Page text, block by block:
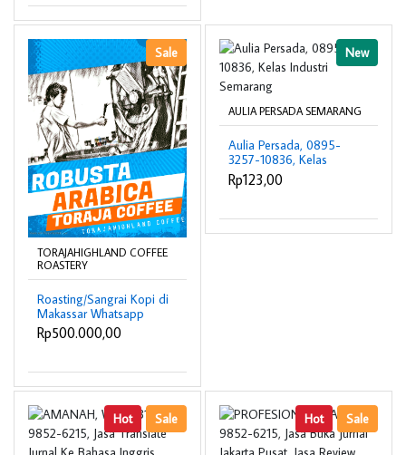
Sale
TORAJAHIGHLAND COFFEE
ROASTERY
Roasting/Sangrai Kopi di
Makassar Whatsapp
0821-9307-6208
Rp500.000,00
New
AULIA PERSADA SEMARANG
Aulia Persada, 0895-
3257-10836, Kelas
Industri Semarang
Rp123,00
Hot Sale Hot Sale